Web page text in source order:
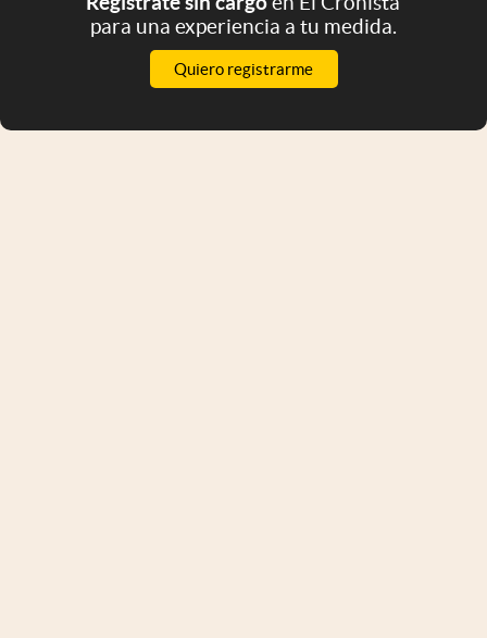
para una experiencia a tu medida.
Quiero registrarme